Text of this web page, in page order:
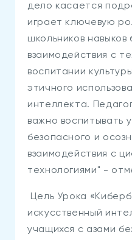
дело касается
играет ключевую
школьников навыков
взаимодействия с
воспитании
этичного
интеллекта.
важно воспитывать
безопасного и
взаимодействия с
технологиями" -
Цель Урока
искусственный
учащихся с азами